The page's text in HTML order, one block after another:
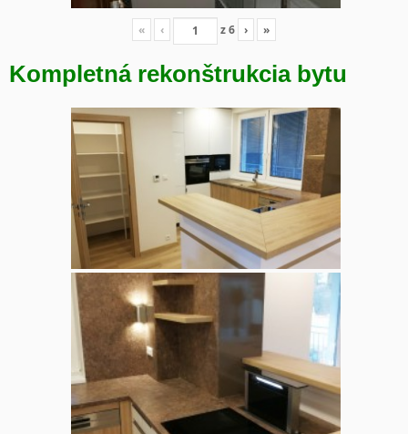
« ‹ z6 › »
Kompletná rekonštrukcia bytu